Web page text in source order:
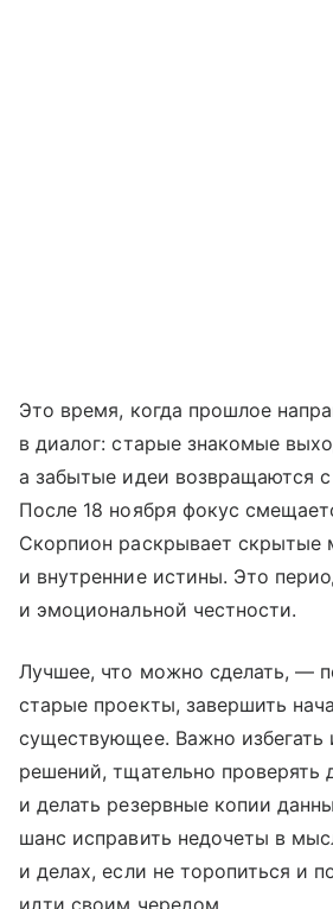
Это время, когда прошлое
в диалог: старые знакомые
а забытые идеи возвращаются
После 18 ноября фокус
Скорпион раскрывает скрытые
и внутренние истины. Это
и эмоциональной честности.
Лучшее, что можно сделать, —
старые проекты, завершить
существующее. Важно избегать
решений, тщательно проверять
и делать резервные копии
шанс исправить недочеты в
и делах, если не торопиться и
идти своим чередом.